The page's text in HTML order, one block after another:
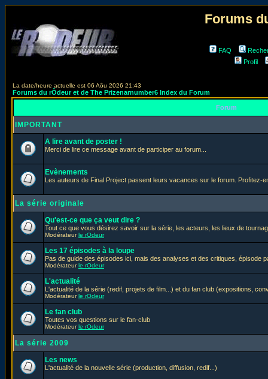
Forums
FAQ
Profil
La date/heure actuelle est 06 Aôu 2026 21:43
Forums du rÔdeur et de The Prizenarnumber6 Index du Forum
Forum
IMPORTANT
A lire avant de poster !
Merci de lire ce message avant de participer au forum...
Evènements
Les auteurs de Final Project passent leurs vacances sur le forum. Profitez-
La série originale
Qu'est-ce que ça veut dire ?
Tout ce que vous désirez savoir sur la série, les acteurs, les lieux de
Modérateurle rOdeur
Les 17 épisodes à la loupe
Pas de guide des épisodes ici, mais des analyses et des critiques, épisode
Modérateurle rOdeur
L'actualité
L'actualité de la série (redif, projets de film...) et du fan club (expositions,
Modérateurle rOdeur
Le fan club
Toutes vos questions sur le fan-club
Modérateurle rOdeur
La série 2009
Les news
L'actualité de la nouvelle série (production, diffusion, redif...)